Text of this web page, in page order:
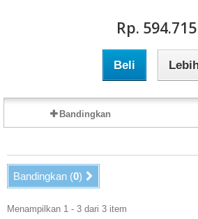
Rp‎. 594.715
Beli
Bandingkan
Bandingkan (0)
Menampilkan 1 - 3 dari 3 item